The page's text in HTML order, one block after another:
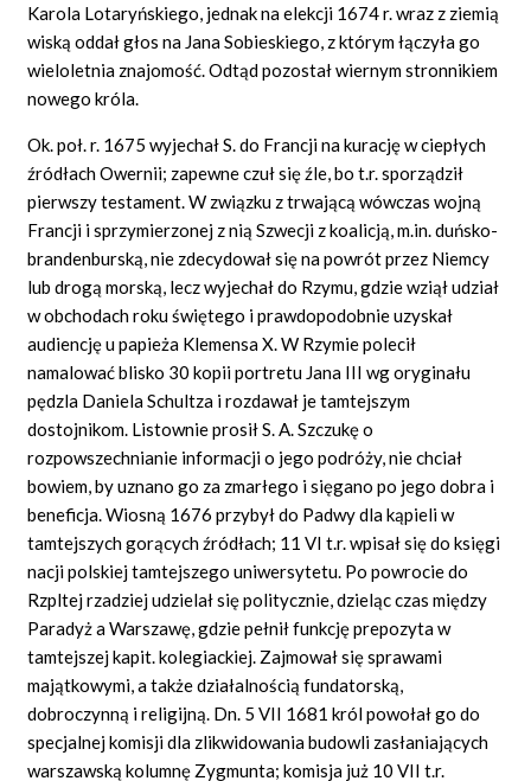
Karola Lotaryńskiego, jednak na elekcji 1674 r. wraz z ziemią
wiską oddał głos na Jana Sobieskiego, z którym łączyła go
wieloletnia znajomość. Odtąd pozostał wiernym stronnikiem
nowego króla.
Ok. poł. r. 1675 wyjechał S. do Francji na kurację w ciepłych
źródłach Owernii; zapewne czuł się źle, bo t.r. sporządził
pierwszy testament. W związku z trwającą wówczas wojną
Francji i sprzymierzonej z nią Szwecji z koalicją, m.in. duńsko-
brandenburską, nie zdecydował się na powrót przez Niemcy
lub drogą morską, lecz wyjechał do Rzymu, gdzie wziął udział
w obchodach roku świętego i prawdopodobnie uzyskał
audiencję u papieża Klemensa X. W Rzymie polecił
namalować blisko 30 kopii portretu Jana III wg oryginału
pędzla Daniela Schultza i rozdawał je tamtejszym
dostojnikom. Listownie prosił S. A. Szczukę o
rozpowszechnianie informacji o jego podróży, nie chciał
bowiem, by uznano go za zmarłego i sięgano po jego dobra i
beneficja. Wiosną 1676 przybył do Padwy dla kąpieli w
tamtejszych gorących źródłach; 11 VI t.r. wpisał się do księgi
nacji polskiej tamtejszego uniwersytetu. Po powrocie do
Rzpltej rzadziej udzielał się politycznie, dzieląc czas między
Paradyż a Warszawę, gdzie pełnił funkcję prepozyta w
tamtejszej kapit. kolegiackiej. Zajmował się sprawami
majątkowymi, a także działalnością fundatorską,
dobroczynną i religijną. Dn. 5 VII 1681 król powołał go do
specjalnej komisji dla zlikwidowania budowli zasłaniających
warszawską kolumnę Zygmunta; komisja już 10 VII t.r.